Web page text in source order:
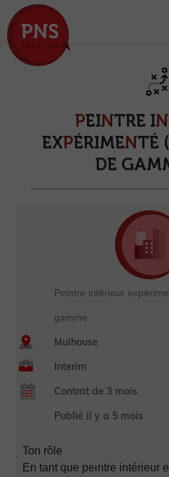
PEINTRE IN
EXPÉRIMENTÉ (
DE GAM
Peintre intérieur
gamme
Mulhouse
Interim
Contrat de 3 mois
Publié il y a 5 mois
Ton rôle
En tant que peintre intérieur